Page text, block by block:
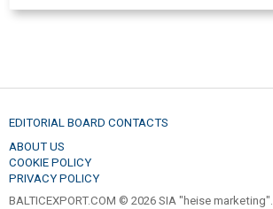
EDITORIAL BOARD CONTACTS
ABOUT US
COOKIE POLICY
PRIVACY POLICY
BALTICEXPORT.COM © 2026 SIA "heise marketing".